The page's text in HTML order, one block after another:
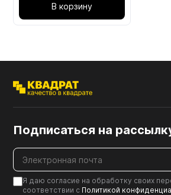
В корзину
Подписаться на
Я даю согласие на обработку своих
соответствии с Политикой